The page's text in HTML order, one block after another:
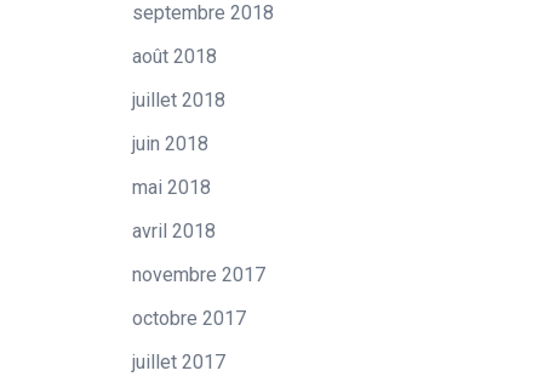
septembre 2018
août 2018
juillet 2018
juin 2018
mai 2018
avril 2018
novembre 2017
octobre 2017
juillet 2017